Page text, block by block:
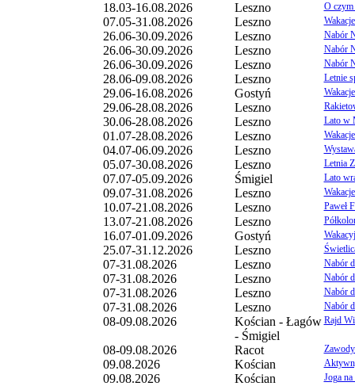
18.03-16.08.2026
Leszno O
07.05-31.08.2026 Leszno
26.06-30.09.2026 Leszno Nabór
26.06-30.09.2026 Leszno Nabór
26.06-30.09.2026 Leszno Nabór
28.06-09.08.2026 Leszno Letnie
29.06-16.08.2026 Gostyń
29.06-28.08.2026 Leszno
30.06-28.08.2026 Leszno Lato w
01.07-28.08.2026 Leszno
04.07-06.09.2026 Leszno
05.07-30.08.2026 Leszno Letnia
07.07-05.09.2026 Śmigiel Lato
09.07-31.08.2026 Leszno
10.07-21.08.2026 Leszno Paweł
13.07-21.08.2026 Leszno
16.07-01.09.2026 Gostyń
25.07-31.12.2026 Leszno
07-31.08.2026 Leszno Nabór
07-31.08.2026 Leszno Nabór
07-31.08.2026 Leszno Nabór
07-31.08.2026 Leszno Nabór
08-09.08.2026
Kościan - Łagów
- Śmigiel
Rajd
08-09.08.2026 Racot
09.08.2026 Kościan
09.08.2026 Kościan Joga
Wydarzenia dodawane przez
województwa leszczyńskiego.
Redakcja portalu zastrzega sobie
wydarzeń, które naruszają normy
współżycia społecznego.
Imprezy o charakterze
Gdzie Kiedy nieodpłatnie.
Wydarzenia zawierające
Wydarzenia promujące własne
Redakcja zastrzega sobie prawo
Gdzie, Kiedy
bez podania